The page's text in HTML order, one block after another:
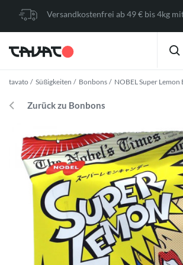
Versandkostenfrei ab 49 € bis 4kg
tavato Süßigkeiten Bonbons NOBEL Super Lemon
Zurück zu Bonbons